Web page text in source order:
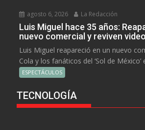
agosto 6, 2026 La Redacción
Luis Miguel hace 35 años:
nuevo comercial y reviven
Luis Miguel reapareció en un nuevo
Cola y los fanáticos del ‘Sol de México’
ESPECTÁCULOS
TECNOLOGÍA